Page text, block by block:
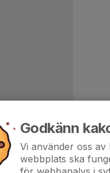
Godkänn
Vi använder oss
webbplats ska